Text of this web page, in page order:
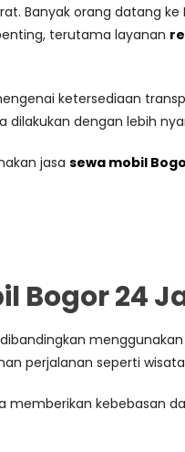
Banyak orang datang
terutama layanan
ketersediaan
dilakukan dengan lebih
jasa sewa mobil
Bogor 24
perjalanan seperti
memberikan kebebasan